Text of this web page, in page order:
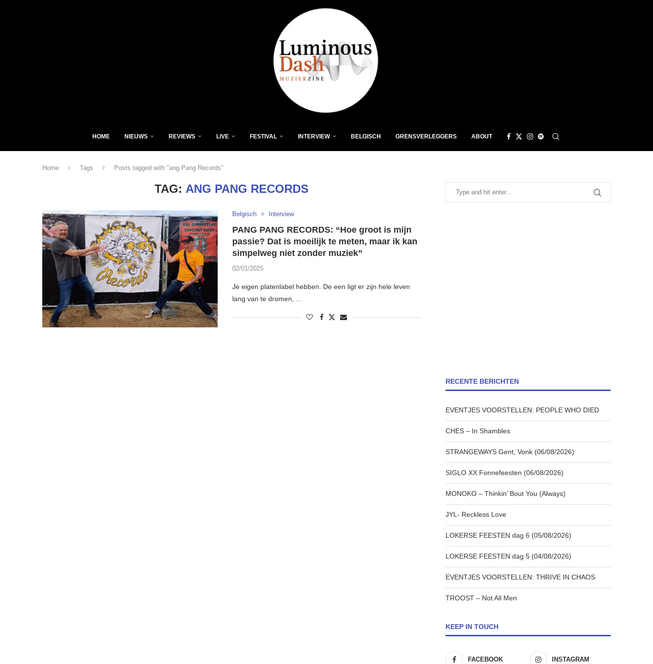
HOME NIEUWS REVIEWS LIVE FESTIVAL INTERVIEW BELGISCH GRENSVERLEGGERS ABOUT
Home Tags Posts tagged with "ang Pang Records"
TAG: ANG PANG RECORDS
Belgisch Interview
PANG PANG RECORDS: “Hoe groot is mijn
passie? Dat is moeilijk te meten, maar ik kan
simpelweg niet zonder muziek”
02/01/2025
Je eigen platenlabel hebben. De een ligt er zijn hele leven
lang van te dromen, …
RECENTE BERICHTEN
EVENTJES VOORSTELLEN: PEOPLE WHO DIED
CHES – In Shambles
STRANGEWAYS Gent, Vonk (06/08/2026)
SIGLO XX Fonnefeesten (06/08/2026)
MONOKO – Thinkin’ Bout You (Always)
JYL- Reckless Love
LOKERSE FEESTEN dag 6 (05/08/2026)
LOKERSE FEESTEN dag 5 (04/08/2026)
EVENTJES VOORSTELLEN: THRIVE IN CHAOS
TROOST – Not All Men
KEEP IN TOUCH
FACEBOOK INSTAGRAM